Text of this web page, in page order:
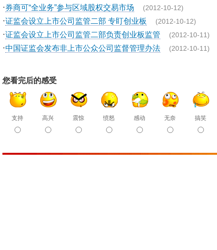
·券商可“全业务”参与区域股权交易市场 (2012-10-12)
·证监会设立上市公司监管二部 专盯创业板 (2012-10-12)
·证监会设立上市公司监管二部负责创业板监管 (2012-10-11)
·中国证监会发布非上市公众公司监督管理办法 (2012-10-11)
您看完后的感受
支持 高兴 震惊 愤怒 感动 无奈 搞笑